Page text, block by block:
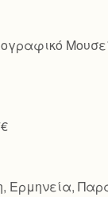
Ερμηνεία,